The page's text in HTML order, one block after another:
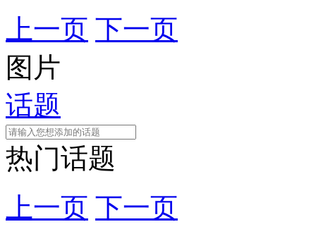
上一页 下一页
图片
话题
热门话题
上一页 下一页